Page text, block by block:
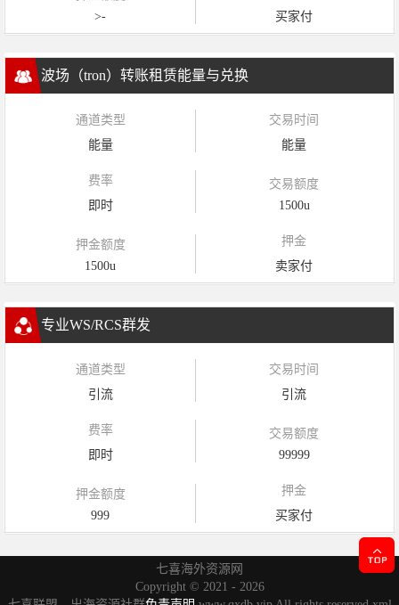
>-
买家付
波场（tron）转账租赁能量与兑换
通道类型
能量
交易时间
能量
费率
即时
交易额度
1500u
押金额度
1500u
押金
卖家付
专业WS/RCS群发
通道类型
引流
交易时间
引流
费率
即时
交易额度
99999
押金额度
999
押金
买家付
七喜海外资源网
Copyright © 2021 - 2026